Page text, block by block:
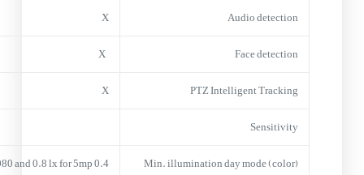
Audio detection
X
Face detection
X
PTZ Intelligent Tracking
X
Sensitivity
Min. illumination day mode (color)
0.4 lx for1080 and 0.8 lx for 5mp